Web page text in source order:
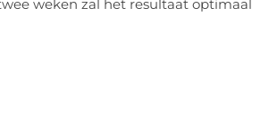
weken zal het resultaat optimaal